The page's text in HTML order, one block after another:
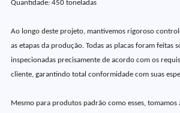
Quantidade: 450 toneladas
Ao longo deste projeto, mantivemos rigoroso
as etapas da produção. Todas as placas foram feitas
inspecionadas precisamente de acordo com os
cliente, garantindo total conformidade com suas
Mesmo para produtos padrão como esses,